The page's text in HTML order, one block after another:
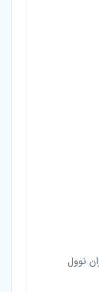
نوول